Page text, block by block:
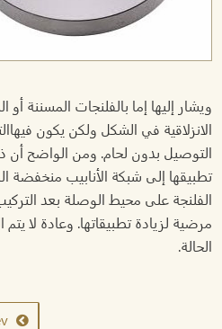
ويشار إليها إما بالفلنجات المسننة
الانزلاقية في الشكل ولكن يكون
التوصيل بدون لحام. ومن الواضح أن
تطبيقها إلى شبكة الأنابيب منخفضة
الفلنجة على محيط الوصلة بعد
مرضية لزيادة تطبيقاتها. وعادة لا
الحالة.